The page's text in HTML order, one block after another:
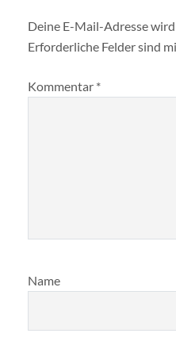
Deine E-Mail-Adresse
Erforderliche Felder sind
Kommentar *
Name